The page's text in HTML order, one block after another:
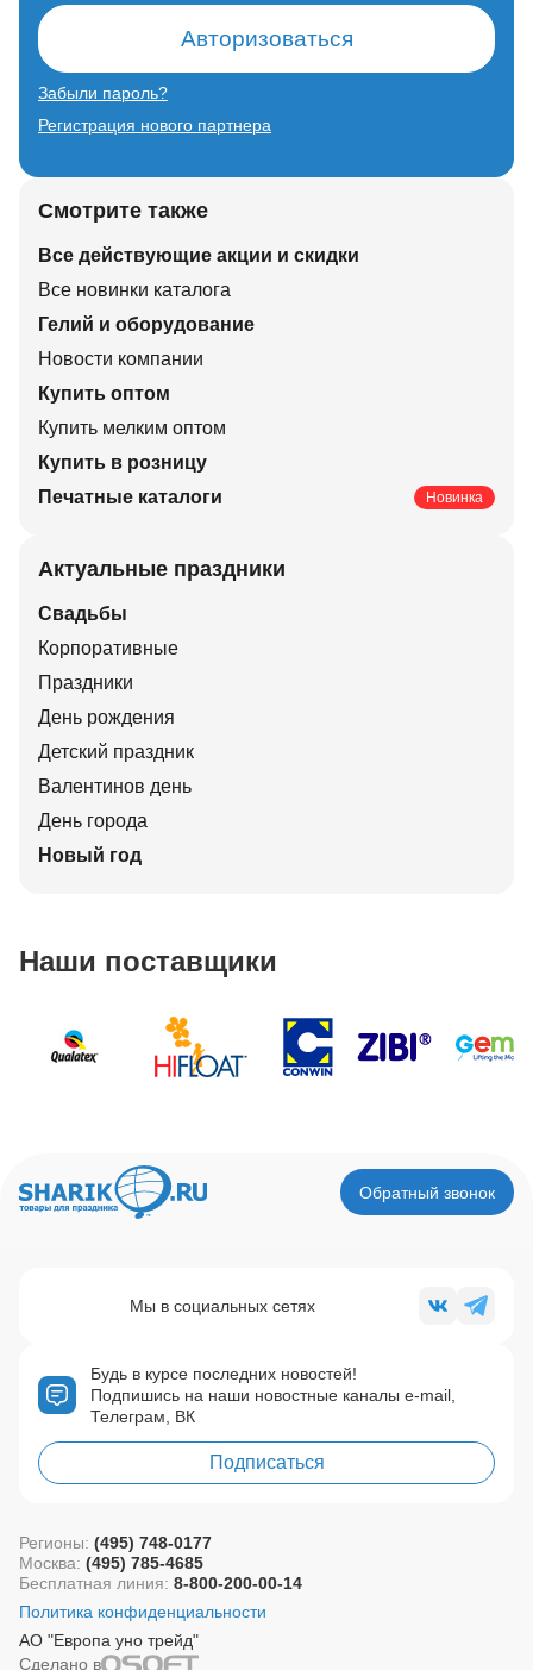
Авторизоваться
Забыли пароль?
Регистрация нового партнера
Смотрите также
Все действующие акции и скидки
Все новинки каталога
Гелий и оборудование
Новости компании
Купить оптом
Купить мелким оптом
Купить в розницу
Печатные каталоги
Новинка
Актуальные праздники
Свадьбы
Корпоративные
Праздники
День рождения
Детский праздник
Валентинов день
День города
Новый год
Наши поставщики
Обратный звонок
Будь в курсе последних новостей!
Подпишись на наши новостные каналы e-mail,
Телеграм, ВК
Подписаться
Мы в социальных сетях
АО "Европа уно трейд"
Регионы: (495) 748-0177
Москва: (495) 785-4685
Бесплатная линия: 8-800-200-00-14
Политика конфиденциальности
Сделано в